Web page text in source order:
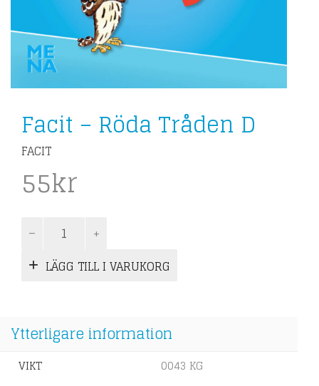
Facit – Röda Tråden D
FACIT
55kr
Röda
TrådenLÄGG TILL I VARUKORG
Ytterligare information
VIKT 0043 KG